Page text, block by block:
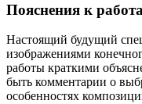
Пояснения к
Настоящий будущий
изображениями
работы краткими
быть комментарии о
особенностях